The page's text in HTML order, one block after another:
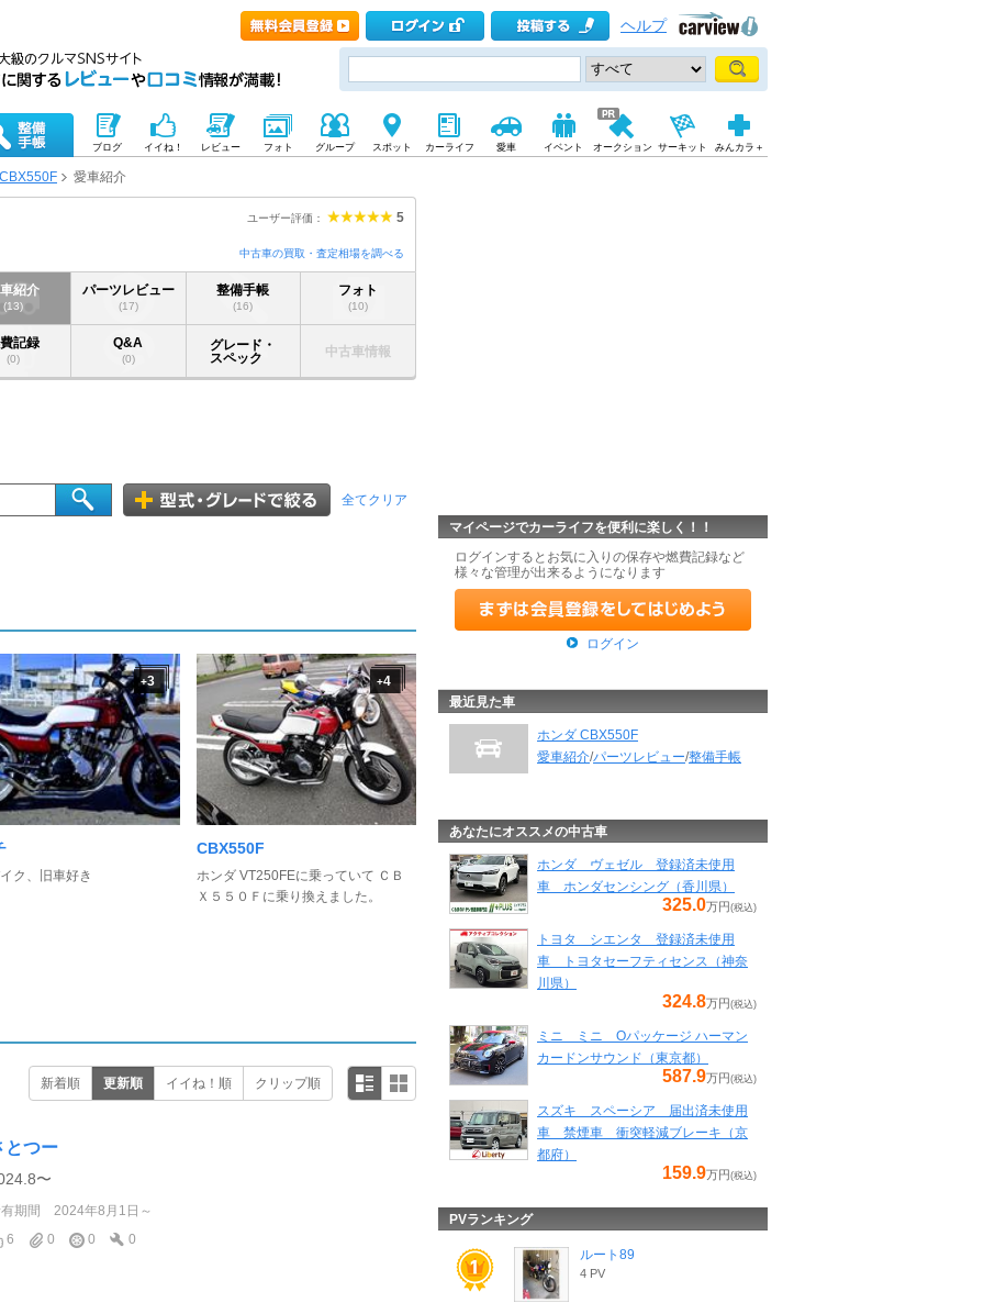
ヘルプ
ブログ イイね！ レビュー フォト グループ スポット カーライフ 愛車 イベント オークション サーキット みんカラ＋
CBX550F 愛車紹介
ユーザー評価： 5
中古車の買取・査定相場を調べる
紹介
(13)
パーツレビュー
(17)
整備手帳
(16)
フォト
(10)
記録
(0)
Q&A
(0)
グレード・
スペック
中古車情報
全てクリア
+3
ク、旧車好き
+4
CBX550F
ホンダ VT250FEに乗っていて ＣＢ
Ｘ５５０Ｆに乗り換えました。
新着順 更新順 イイね！順 クリップ順
とつー
〜
期間
2024年8月1日～
6
0 0 0
マイページでカーライフを便利に楽しく！！
ログインするとお気に入りの保存や燃費記録など
様々な管理が出来るようになります
ログイン
最近見た車
ホンダ CBX550F
愛車紹介/パーツレビュー/整備手帳
あなたにオススメの中古車
ホンダ ヴェゼル 登録済未使用
車 ホンダセンシング（香川県）
325.0万円 (税込)
トヨタ シエンタ 登録済未使用
車 トヨタセーフティセンス（神奈
川県）
324.8万円 (税込)
ミニ ミニ Oパッケージ ハーマン
カードンサウンド（東京都）
587.9万円 (税込)
スズキ スペーシア 届出済未使用
車 禁煙車 衝突軽減ブレーキ（京
都府）
159.9万円 (税込)
PVランキング
ルート89
4 PV